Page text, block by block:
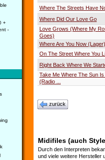
+
-
Where The Streets Have
Where Did Our Love Go
Love Grows (Where My
Goes)
Where Are You Now (Lager)
On The Street Where You
Right Back Where We
Take Me Where The Sun Is
(Radio ...
zurück
Midifiles (auch
Durch den Interpreten
und viele weitere Hersteller